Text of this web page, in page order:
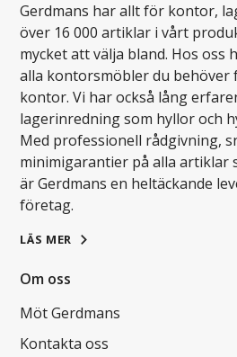
Gerdmans har allt för kontor,
över 16 000 artiklar i vårt
mycket att välja bland. Hos oss
alla kontorsmöbler du
kontor. Vi har också lång
lagerinredning som hyllor och
Med professionell rådgivning,
minimigarantier på alla artiklar
är Gerdmans en heltäckande
företag.
LÄS MER
Om oss
Möt Gerdmans
Kontakta oss